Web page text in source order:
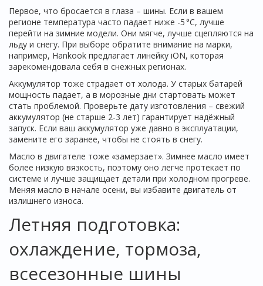
Первое, что бросается в глаза – шины. Если в вашем
регионе температура часто падает ниже -5 °C, лучше
перейти на зимние модели. Они мягче, лучше сцепляются на
льду и снегу. При выборе обратите внимание на марки,
например, Hankook предлагает линейку iON, которая
зарекомендовала себя в снежных регионах.
Аккумулятор тоже страдает от холода. У старых батарей
мощность падает, а в морозные дни стартовать может
стать проблемой. Проверьте дату изготовления – свежий
аккумулятор (не старше 2‑3 лет) гарантирует надёжный
запуск. Если ваш аккумулятор уже давно в эксплуатации,
замените его заранее, чтобы не стоять в снегу.
Масло в двигателе тоже «замерзает». Зимнее масло имеет
более низкую вязкость, поэтому оно легче протекает по
системе и лучше защищает детали при холодном прогреве.
Меняя масло в начале осени, вы избавите двигатель от
излишнего износа.
Летняя подготовка:
охлаждение, тормоза,
всесезонные шины